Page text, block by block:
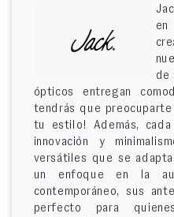
de
ópticos entregan
tendrás que
tu estilo! Además,
innovación y
versátiles que se
un enfoque en la
contemporáneo, sus
perfecto para